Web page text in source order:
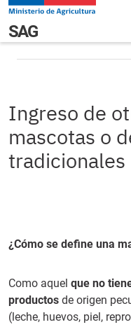
Pasar al contenido principal
Navegación
SAGIngreso de otros
tradicionales
Ingreso de
mascotas o
tradicionales
¿Cómo se define una
Como aquel que no
productos de origen
(leche, huevos, piel,